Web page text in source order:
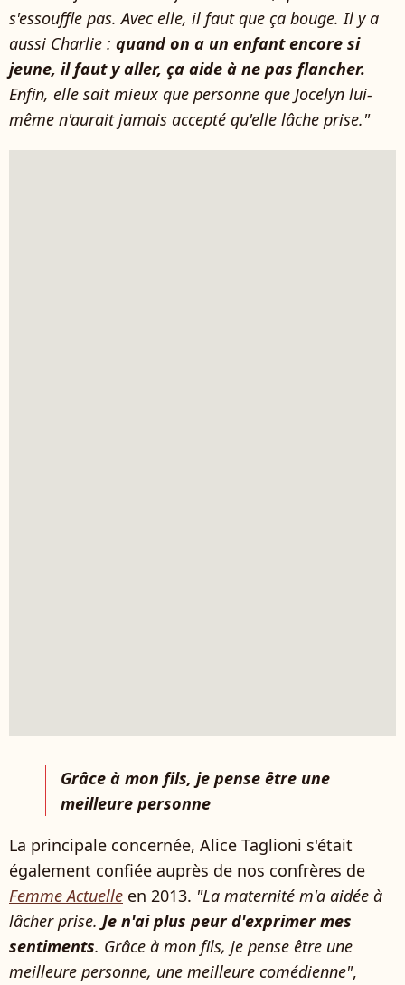
s'essouffle pas. Avec elle, il faut que ça bouge. Il y a
aussi Charlie : quand on a un enfant encore si
jeune, il faut y aller, ça aide à ne pas flancher.
Enfin, elle sait mieux que personne que Jocelyn lui-
même n'aurait jamais accepté qu'elle lâche prise."
Grâce à mon fils, je pense être une
meilleure personne
La principale concernée, Alice Taglioni s'était
également confiée auprès de nos confrères de
Femme Actuelle en 2013. "La maternité m'a aidée à
lâcher prise. Je n'ai plus peur d'exprimer mes
sentiments. Grâce à mon fils, je pense être une
meilleure personne, une meilleure comédienne",